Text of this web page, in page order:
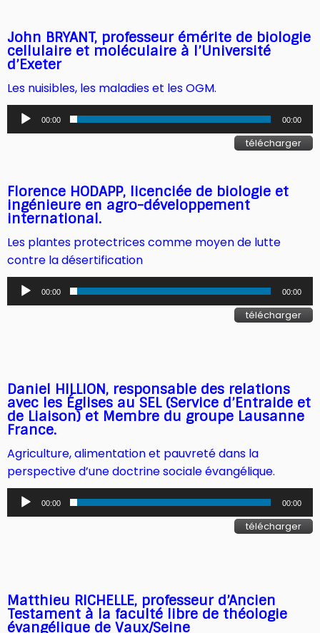
John BRYANT, professeur émérite de biologie
cellulaire et moléculaire à l’Université
d’Exeter
Les nuisibles, les maladies et les OGM.
Lecteur
audio
00:00 00:00
télécharger
Florence HODAPP, licenciée de biologie et
ingénieure en agro-développement
international.
Les plantes protectrices comme moyen de lutte
contre la désertification
Lecteur
audio
00:00 00:00
télécharger
Daniel HILLION, responsable des relations
avec les Églises au SEL (Service d’Entraide et
de Liaison) et Membre du groupe Lausanne
France.
Agriculture, alimentation et pauvreté dans la
perspective d’une doctrine sociale évangélique.
Lecteur
audio
00:00 00:00
télécharger
Matthieu RICHELLE, professeur d’Ancien
Testament à la faculté libre de théologie
évangélique de Vaux/Seine